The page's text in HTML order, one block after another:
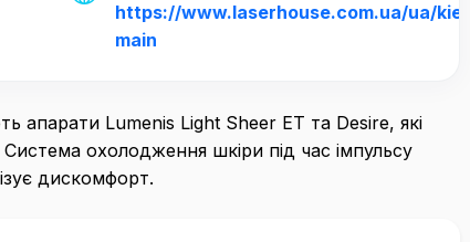
https://www.laserhouse.com.ua/ua/kiev-
main
апарати Lumenis Light Sheer ET та Desire, які
охолодження шкіри під час імпульсу
дискомфорт.